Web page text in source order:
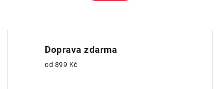
Doprava zdarma
od 899 Kč